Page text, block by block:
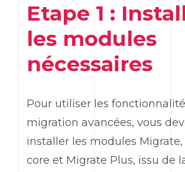
Etape 1 :
les modules
nécessaires
Pour utiliser les
migration avancées, vous
installer les modules Migrate,
core et Migrate Plus, issu de